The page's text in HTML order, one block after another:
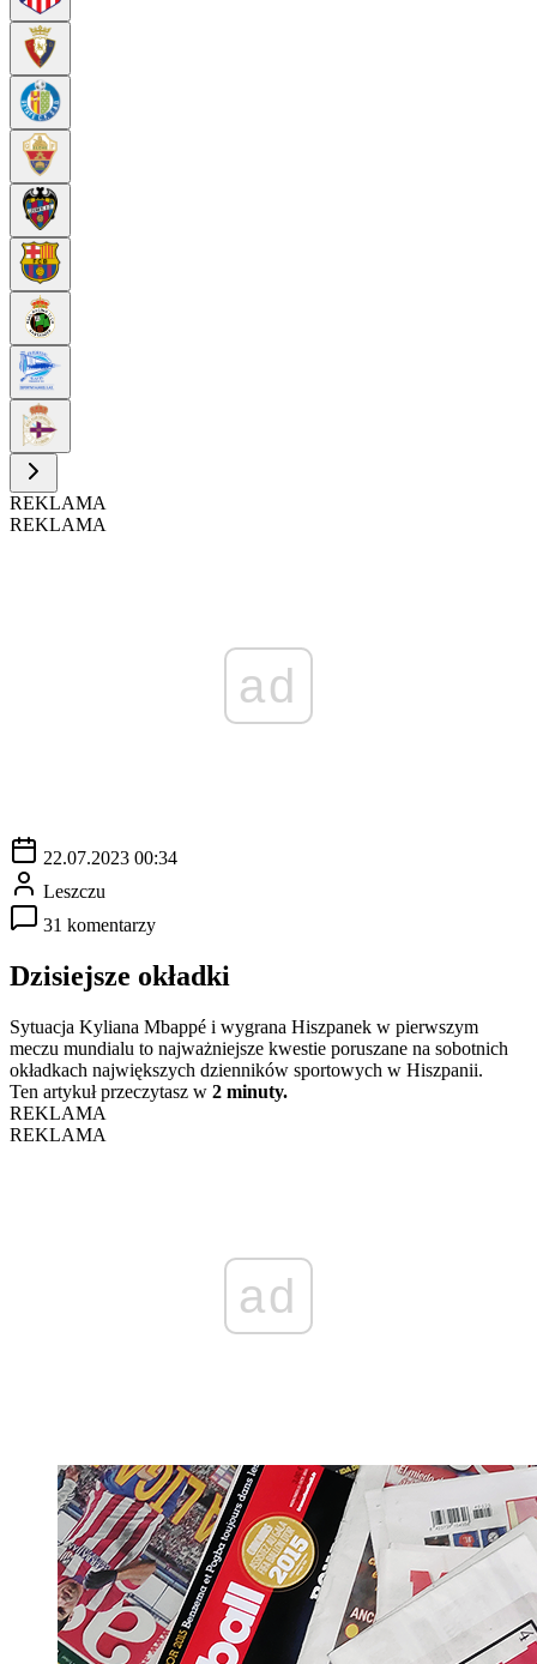
REKLAMA
REKLAMA
ad
22.07.2023 00:34
Leszczu
31 komentarzy
Dzisiejsze okładki
Sytuacja Kyliana Mbappé i wygrana Hiszpanek w pierwszym
meczu mundialu to najważniejsze kwestie poruszane na sobotnich
okładkach największych dzienników sportowych w Hiszpanii.
Ten artykuł przeczytasz w 2 minuty.
REKLAMA
REKLAMA
ad